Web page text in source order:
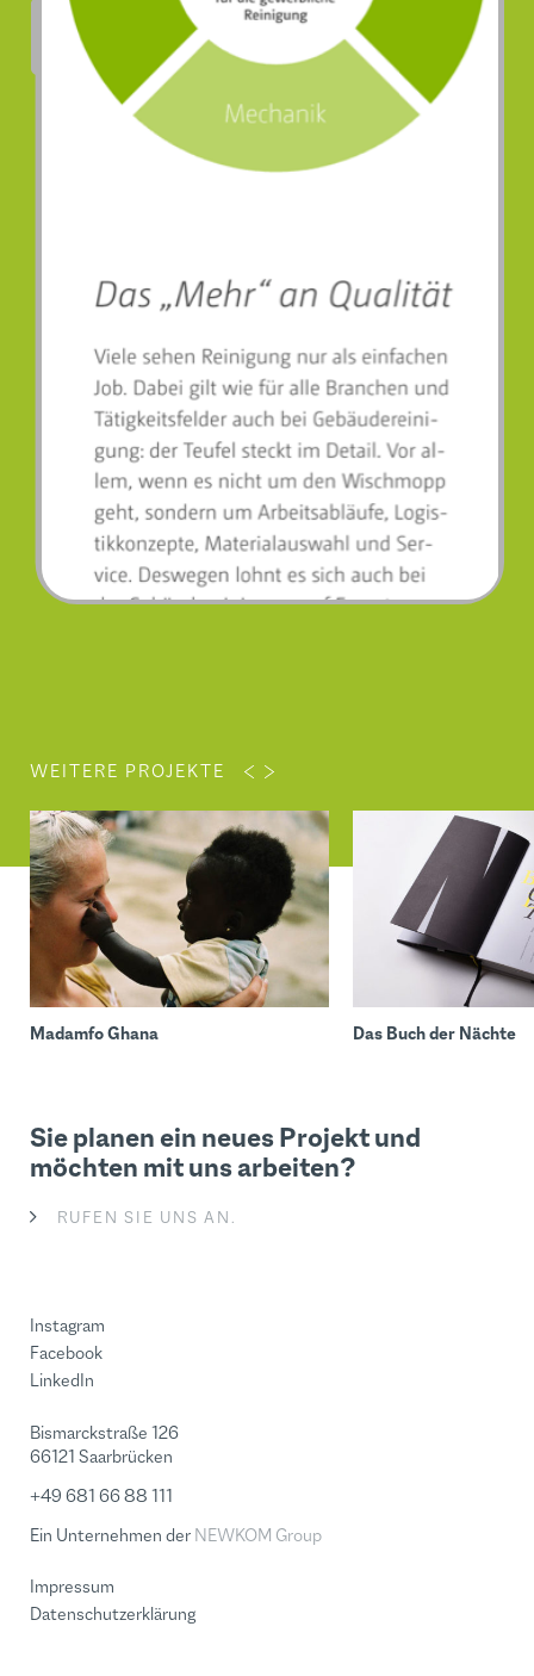
WEITERE PROJEKTE
Madamfo Ghana Das Buch der Nächte
Sie planen ein neues Projekt und
möchten mit uns arbeiten?
RUFEN SIE UNS AN.
Instagram
Facebook
LinkedIn
Bismarckstraße 126
66121 Saarbrücken
+49 681 66 88 111
Ein Unternehmen der NEWKOM Group
Impressum
Datenschutzerklärung